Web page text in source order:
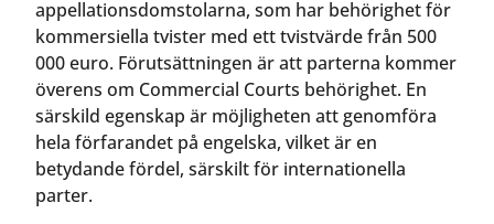
appellationsdomstolarna, som har behörighet för
kommersiella tvister med ett tvistvärde från 500
000 euro. Förutsättningen är att parterna kommer
överens om Commercial Courts behörighet. En
särskild egenskap är möjligheten att genomföra
hela förfarandet på engelska, vilket är en
betydande fördel, särskilt för internationella
parter.